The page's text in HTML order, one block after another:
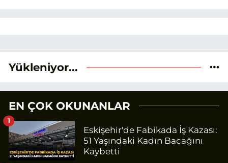
Yükleniyor...
EN ÇOK OKUNANLAR
Eskişehir'de Fabikada İş Kazası:
51 Yaşındaki Kadın Bacağını
Kaybetti
1